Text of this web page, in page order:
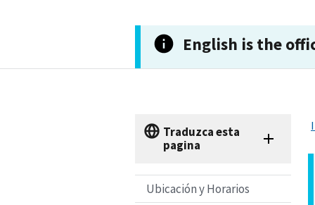
English is the
Traduzca esta
pagina
Ubicación y Horarios